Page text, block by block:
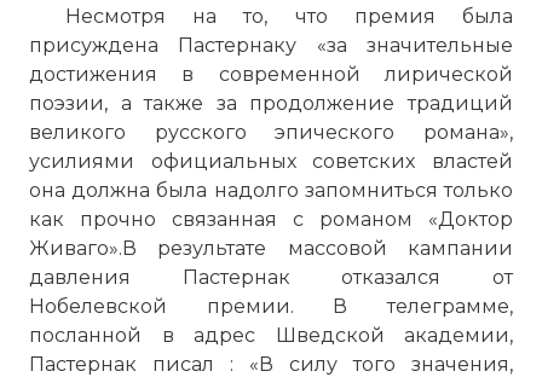
Несмотря на то, что премия была
присуждена Пастернаку «за значительные
достижения в современной лирической
поэзии, а также за продолжение традиций
великого русского эпического романа»,
усилиями официальных советских властей
она должна была надолго запомниться только
как прочно связанная с романом «Доктор
Живаго».В результате массовой кампании
давления Пастернак отказался от
Нобелевской премии. В телеграмме,
посланной в адрес Шведской академии,
Пастернак писал : «В силу того значения,